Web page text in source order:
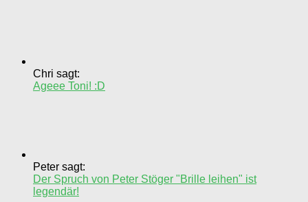
Chri sagt:
Ageee Toni! :D
Peter sagt:
Der Spruch von Peter Stöger "Brille leihen" ist
legendär!